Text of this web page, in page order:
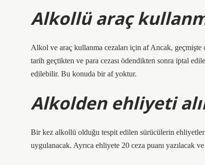
Alkollü araç
Alkol ve araç kullanma cezaları için af Ancak,
tarih geçtikten ve para cezası ödendikten sonra iptal
edilebilir. Bu konuda bir af yoktur.
Alkolden ehliyeti
Bir kez alkollü olduğu tespit edilen sürücülerin
uygulanacak. Ayrıca ehliyete 20 ceza puanı yazılacak